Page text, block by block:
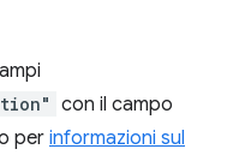
con il campo
per informazioni sul